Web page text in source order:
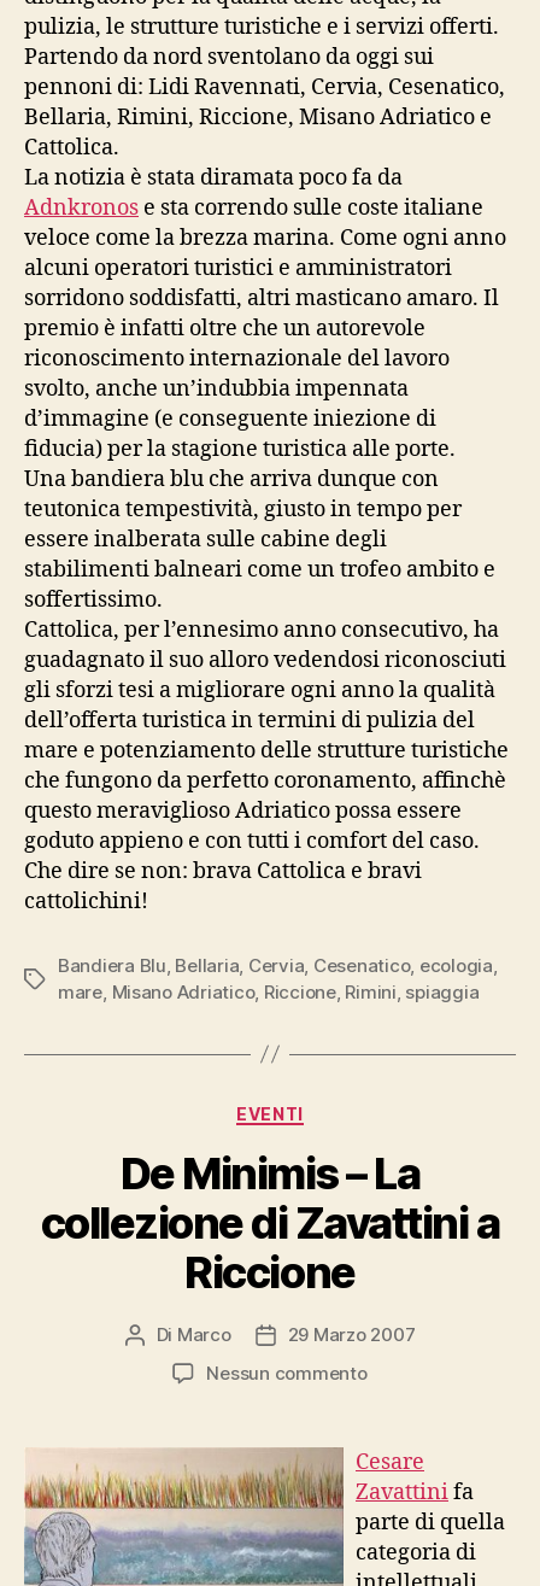
pulizia, le strutture turistiche e i servizi offerti.
Partendo da nord sventolano da oggi sui
pennoni di: Lidi Ravennati, Cervia, Cesenatico,
Bellaria, Rimini, Riccione, Misano Adriatico e
Cattolica.
La notizia è stata diramata poco fa da
Adnkronos e sta correndo sulle coste italiane
veloce come la brezza marina. Come ogni anno
alcuni operatori turistici e amministratori
sorridono soddisfatti, altri masticano amaro. Il
premio è infatti oltre che un autorevole
riconoscimento internazionale del lavoro
svolto, anche un’indubbia impennata
d’immagine (e conseguente iniezione di
fiducia) per la stagione turistica alle porte.
Una bandiera blu che arriva dunque con
teutonica tempestività, giusto in tempo per
essere inalberata sulle cabine degli
stabilimenti balneari come un trofeo ambito e
soffertissimo.
Cattolica, per l’ennesimo anno consecutivo, ha
guadagnato il suo alloro vedendosi riconosciuti
gli sforzi tesi a migliorare ogni anno la qualità
dell’offerta turistica in termini di pulizia del
mare e potenziamento delle strutture turistiche
che fungono da perfetto coronamento, affinchè
questo meraviglioso Adriatico possa essere
goduto appieno e con tutti i comfort del caso.
Che dire se non: brava Cattolica e bravi
cattolichini!
Tag
Bandiera Blu Bellaria Cervia Cesenatico, ecologia
mare Misano Adriatico, Riccione, Rimini spiaggia
Categorie
EVENTI
De Minimis – La
collezione di Zavattini a
Riccione
Autore
articolo
Di Marco
Data
dell'articolo
29 Marzo 2007
Nessun commentosu
–
La
collezione
di
Zavattini
Cesare
Zavattinifa
parte di quella
categoria di